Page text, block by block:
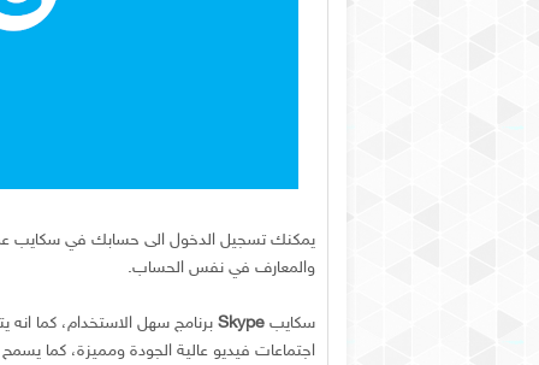
يمكنك تسجيل الدخول الى حسابك في سكايب
والمعارف في نفس الحساب.
سكايب Skype برنامج سهل الاستخدام، كما انه
اجتماعات فيديو عالية الجودة ومميزة، كما